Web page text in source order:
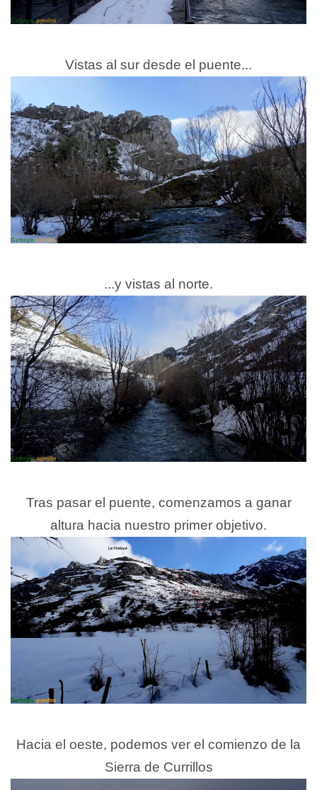
Vistas al sur desde el puente...
...y vistas al norte.
Tras pasar el puente, comenzamos a ganar
altura hacia nuestro primer objetivo.
Hacia el oeste, podemos ver el comienzo de la
Sierra de Currillos